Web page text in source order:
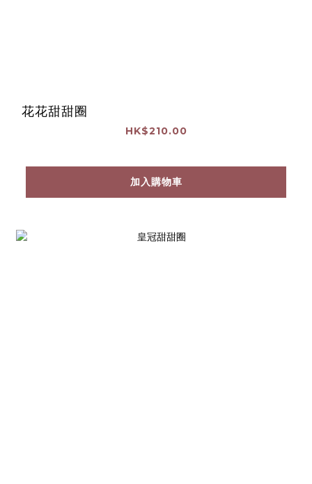
花花甜甜圈
HK$210.00
加入購物車